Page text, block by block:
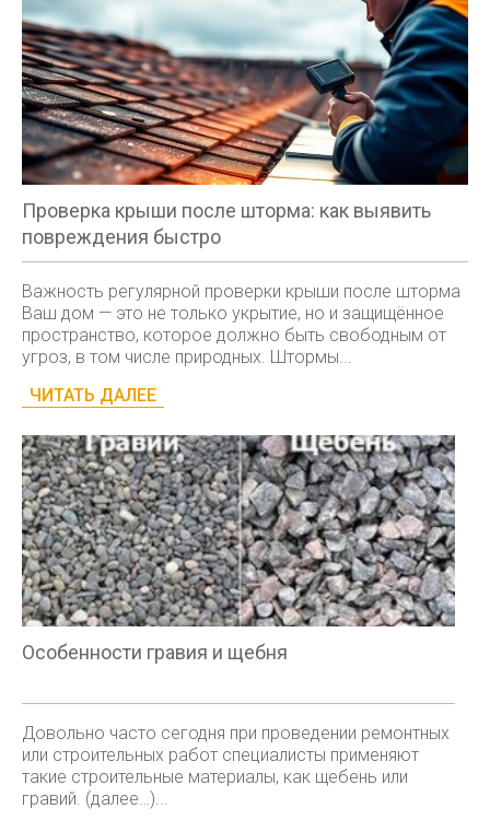
Проверка крыши после шторма: как выявить
повреждения быстро
Важность регулярной проверки крыши после шторма
Ваш дом — это не только укрытие, но и защищённое
пространство, которое должно быть свободным от
угроз, в том числе природных. Штормы...
ЧИТАТЬ ДАЛЕЕ
Особенности гравия и щебня
Довольно часто сегодня при проведении ремонтных
или строительных работ специалисты применяют
такие строительные материалы, как щебень или
гравий. (далее…)...